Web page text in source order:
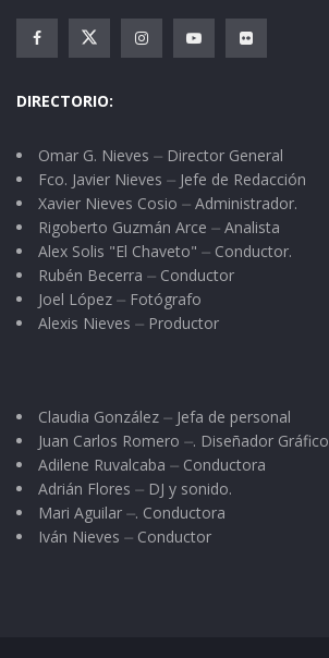
DIRECTORIO:
Omar G. Nieves ⏤ Director General
Fco. Javier Nieves ⏤ Jefe de Redacción
Xavier Nieves Cosio ⏤ Administrador.
Rigoberto Guzmán Arce ⏤ Analista
Alex Solis "El Chaveto" ⏤ Conductor.
Rubén Becerra ⏤ Conductor
Joel López ⏤ Fotógrafo
Alexis Nieves ⏤ Productor
Claudia González ⏤ Jefa de personal
Juan Carlos Romero ⏤. Diseñador Gráfico
Adilene Ruvalcaba ⏤ Conductora
Adrián Flores ⏤ DJ y sonido.
Mari Aguilar ⏤. Conductora
Iván Nieves ⏤ Conductor